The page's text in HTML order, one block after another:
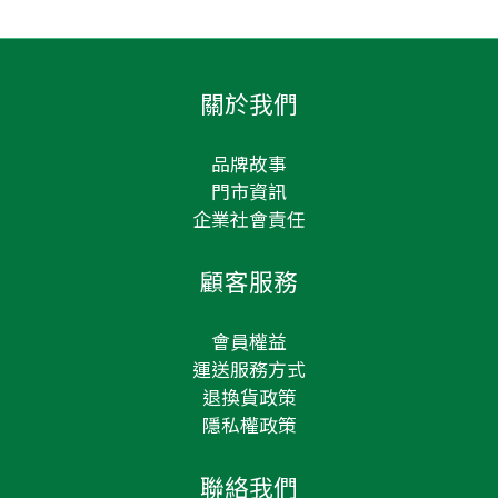
關於我們
品牌故事
門市資訊
企業社會責任
顧客服務
會員權益
運送服務方式
退換貨政策
隱私權政策
聯絡我們